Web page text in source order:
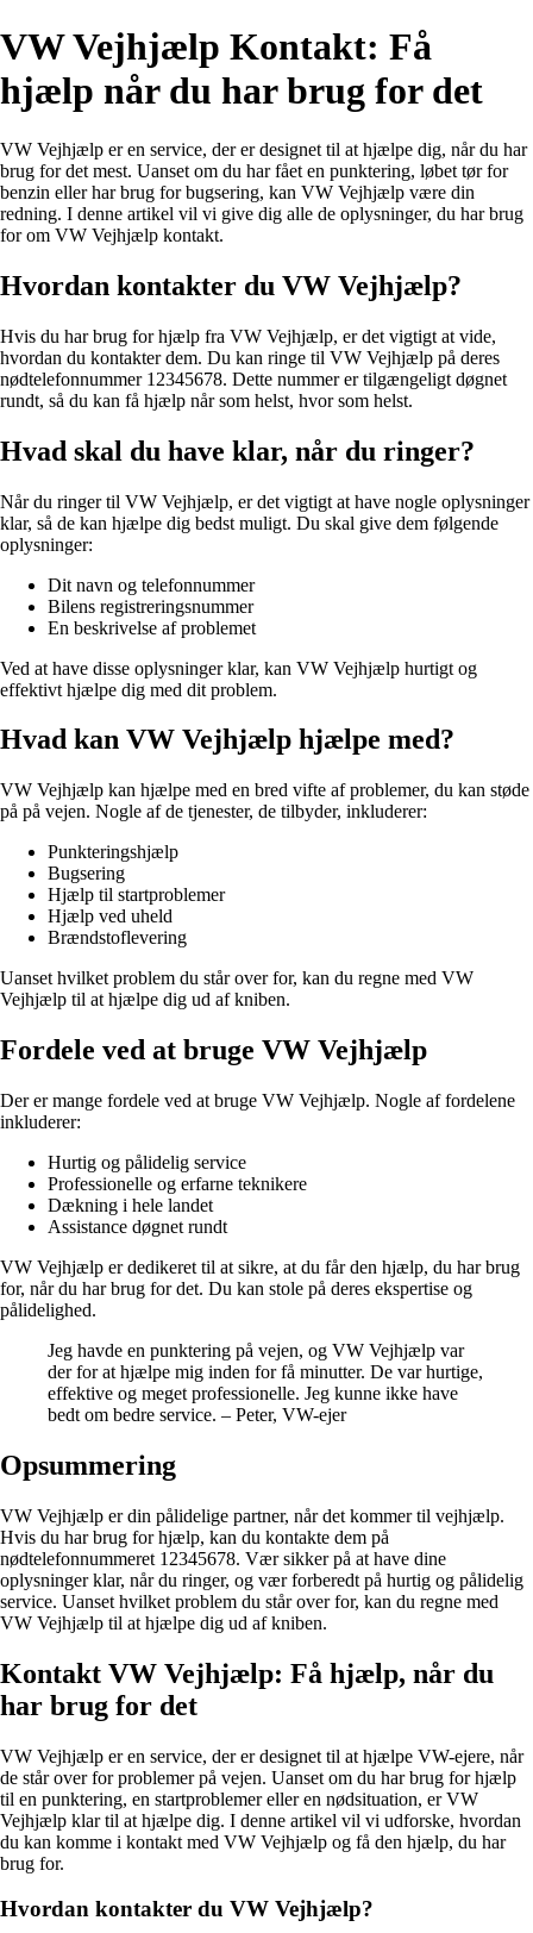
VW Vejhjælp Kontakt: Få
hjælp når du har brug for det
VW Vejhjælp er en service, der er designet til at hjælpe dig, når du har
brug for det mest. Uanset om du har fået en punktering, løbet tør for
benzin eller har brug for bugsering, kan VW Vejhjælp være din
redning. I denne artikel vil vi give dig alle de oplysninger, du har brug
for om VW Vejhjælp kontakt.
Hvordan kontakter du VW Vejhjælp?
Hvis du har brug for hjælp fra VW Vejhjælp, er det vigtigt at vide,
hvordan du kontakter dem. Du kan ringe til VW Vejhjælp på deres
nødtelefonnummer 12345678. Dette nummer er tilgængeligt døgnet
rundt, så du kan få hjælp når som helst, hvor som helst.
Hvad skal du have klar, når du ringer?
Når du ringer til VW Vejhjælp, er det vigtigt at have nogle oplysninger
klar, så de kan hjælpe dig bedst muligt. Du skal give dem følgende
oplysninger:
Dit navn og telefonnummer
Bilens registreringsnummer
En beskrivelse af problemet
Ved at have disse oplysninger klar, kan VW Vejhjælp hurtigt og
effektivt hjælpe dig med dit problem.
Hvad kan VW Vejhjælp hjælpe med?
VW Vejhjælp kan hjælpe med en bred vifte af problemer, du kan støde
på på vejen. Nogle af de tjenester, de tilbyder, inkluderer:
Punkteringshjælp
Bugsering
Hjælp til startproblemer
Hjælp ved uheld
Brændstoflevering
Uanset hvilket problem du står over for, kan du regne med VW
Vejhjælp til at hjælpe dig ud af kniben.
Fordele ved at bruge VW Vejhjælp
Der er mange fordele ved at bruge VW Vejhjælp. Nogle af fordelene
inkluderer:
Hurtig og pålidelig service
Professionelle og erfarne teknikere
Dækning i hele landet
Assistance døgnet rundt
VW Vejhjælp er dedikeret til at sikre, at du får den hjælp, du har brug
for, når du har brug for det. Du kan stole på deres ekspertise og
pålidelighed.
Jeg havde en punktering på vejen, og VW Vejhjælp var
der for at hjælpe mig inden for få minutter. De var hurtige,
effektive og meget professionelle. Jeg kunne ikke have
bedt om bedre service. – Peter, VW-ejer
Opsummering
VW Vejhjælp er din pålidelige partner, når det kommer til vejhjælp.
Hvis du har brug for hjælp, kan du kontakte dem på
nødtelefonnummeret 12345678. Vær sikker på at have dine
oplysninger klar, når du ringer, og vær forberedt på hurtig og pålidelig
service. Uanset hvilket problem du står over for, kan du regne med
VW Vejhjælp til at hjælpe dig ud af kniben.
Kontakt VW Vejhjælp: Få hjælp, når du
har brug for det
VW Vejhjælp er en service, der er designet til at hjælpe VW-ejere, når
de står over for problemer på vejen. Uanset om du har brug for hjælp
til en punktering, en startproblemer eller en nødsituation, er VW
Vejhjælp klar til at hjælpe dig. I denne artikel vil vi udforske, hvordan
du kan komme i kontakt med VW Vejhjælp og få den hjælp, du har
brug for.
Hvordan kontakter du VW Vejhjælp?